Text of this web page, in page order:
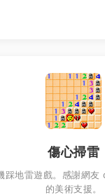
傷心掃雷
踩地雷遊戲。感謝網
的美術支援。